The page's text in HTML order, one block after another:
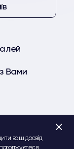
Вами
Telegram
ваш досвід
+